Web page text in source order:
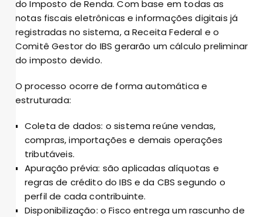
do Imposto de Renda. Com base em todas as
notas fiscais eletrônicas e informações digitais já
registradas no sistema, a Receita Federal e o
Comitê Gestor do IBS gerarão um cálculo preliminar
do imposto devido.
O processo ocorre de forma automática e
estruturada:
Coleta de dados: o sistema reúne vendas,
compras, importações e demais operações
tributáveis.
Apuração prévia: são aplicadas alíquotas e
regras de crédito do IBS e da CBS segundo o
perfil de cada contribuinte.
Disponibilização: o Fisco entrega um rascunho de